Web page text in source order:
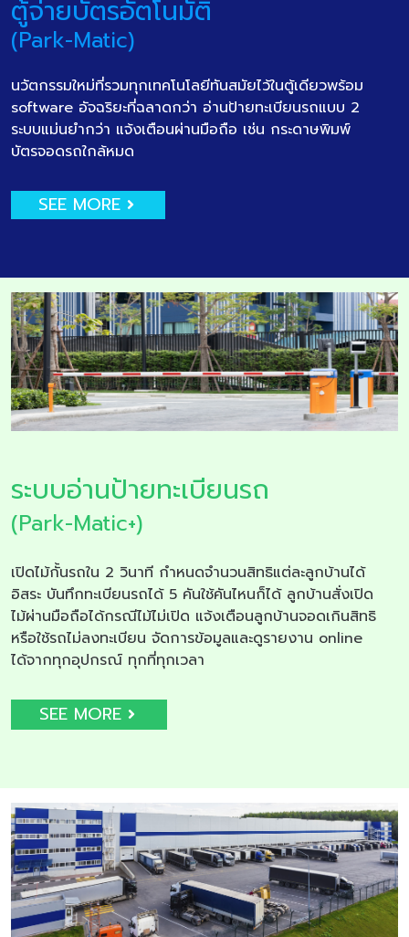
ตู้จ่ายบัตรอัตโนมัติ
(Park-Matic)
นวัตกรรมใหม่ที่รวมทุกเทคโนโลยีทันสมัยไว้ในตู้เดียวพร้อม
software อัจฉริยะที่ฉลาดกว่า อ่านป้ายทะเบียนรถแบบ 2
ระบบแม่นยำกว่า แจ้งเตือนผ่านมือถือ เช่น กระดาษพิมพ์
บัตรจอดรถใกล้หมด
SEE MORE
ระบบอ่านป้ายทะเบียนรถ
(Park-Matic+)
เปิดไม้กั้นรถใน 2 วินาที กำหนดจำนวนสิทธิแต่ละลูกบ้านได้
อิสระ บันทึกทะเบียนรถได้ 5 คันใช้คันไหนก็ได้ ลูกบ้านสั่งเปิด
ไม้ผ่านมือถือได้กรณีไม้ไม่เปิด แจ้งเตือนลูกบ้านจอดเกินสิทธิ
หรือใช้รถไม่ลงทะเบียน จัดการข้อมูลและดูรายงาน online
ได้จากทุกอุปกรณ์ ทุกที่ทุกเวลา
SEE MORE